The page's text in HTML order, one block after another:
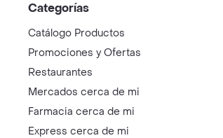
Categorías
Catálogo Productos
Promociones y Ofertas
Restaurantes
Mercados cerca de mi
Farmacia cerca de mi
Express cerca de mi